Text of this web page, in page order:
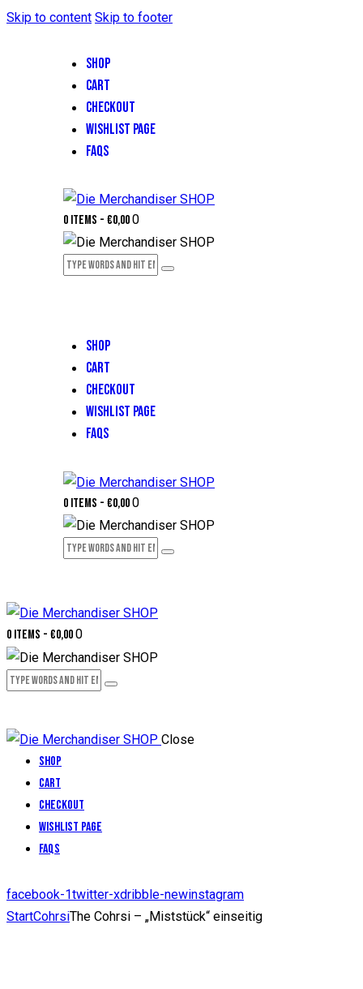
Skip to content Skip to footer
SHOP
CART
CHECKOUT
WISHLIST PAGE
FAQS
0 items - €0,000
SHOP
CART
CHECKOUT
WISHLIST PAGE
FAQS
0 items - €0,000
0 items - €0,000
Close
Shop
Cart
Checkout
Wishlist Page
FAQs
facebook-1twitter-xdribble-newinstagram
StartCohrsiThe Cohrsi – „Miststück“ einseitig